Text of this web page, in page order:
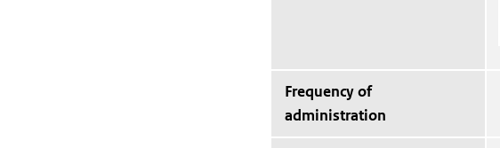
Frequency of
administration